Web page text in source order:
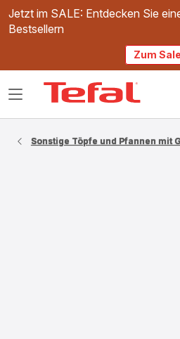
Jetzt im SALE: Entdecken Sie
Bestsellern
Zum Sale
Das
Sonstige Töpfe und Pfannen mit